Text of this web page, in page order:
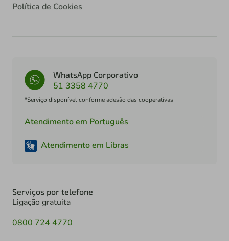
Política de Cookies
WhatsApp Corporativo
51 3358 4770
*Serviço disponível conforme adesão das cooperativas
Atendimento em Português
Atendimento em Libras
Serviços por telefone
Ligação gratuita
0800 724 4770